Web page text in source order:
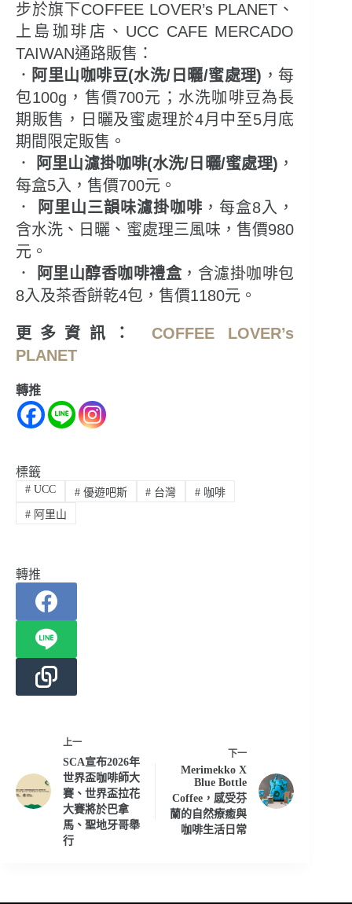
步於旗下COFFEE LOVER’s PLANET、
上島珈琲店、UCC CAFE MERCADO
TAIWAN通路販售：
． 阿里山咖啡豆(水洗/日曬/蜜處理) ，每
包100g，售價700元；水洗咖啡豆為長
期販售，日曬及蜜處理於4月中至5月底
期間限定販售。
．
阿里山濾掛咖啡(水洗/日曬/蜜處理) ，
每盒5入，售價700元。
．
阿里山三韻味濾掛咖啡 ，每盒8入，
含水洗、日曬、蜜處理三風味，售價980
元。
．
阿里山醇香咖啡禮盒，含濾掛咖啡包
8入及茶香餅乾4包，售價1180元。
更多資訊：
COFFEE LOVER’s
PLANET
轉推
標籤
#UCC #優遊吧斯 # 台灣 # 咖啡
#阿里山
轉推
上一
SCA宣布2026年
世界盃咖啡師大
賽、世界盃拉花
大賽將於巴拿
馬、聖地牙哥舉
行
下一
Merimekko X
Blue Bottle
Coffee，感受芬
蘭的自然療癒與
咖啡生活日常